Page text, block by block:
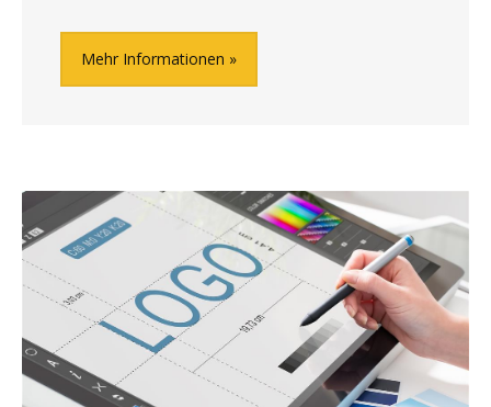
Mehr Informationen